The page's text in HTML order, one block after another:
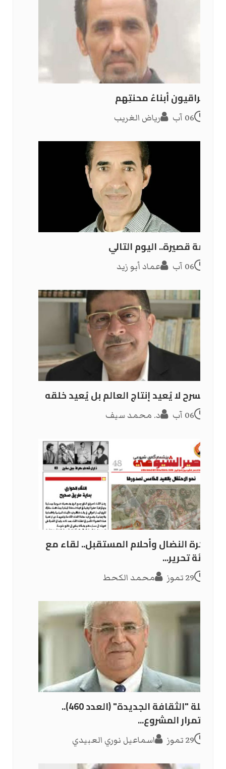
العراقيون أبناءُ محنتِهم
06 آب رياض الغريب
قصة قصيرة.. اليوم التالي
06 آب عماد أبو زيد
المسرح لا يُعيد إنتاج العالم بل يُعيد خلقه
06 آب د. محمد سيف
ذاكرة النضال وأحلام المستقبل.. لقاء مع
هيئة تحرير...
29 تموز محمد الكحط
مجلة "الثقافة الجديدة" (العدد 460)..
استمرار المشروع...
29 تموز اسماعيل نوري العبيدي